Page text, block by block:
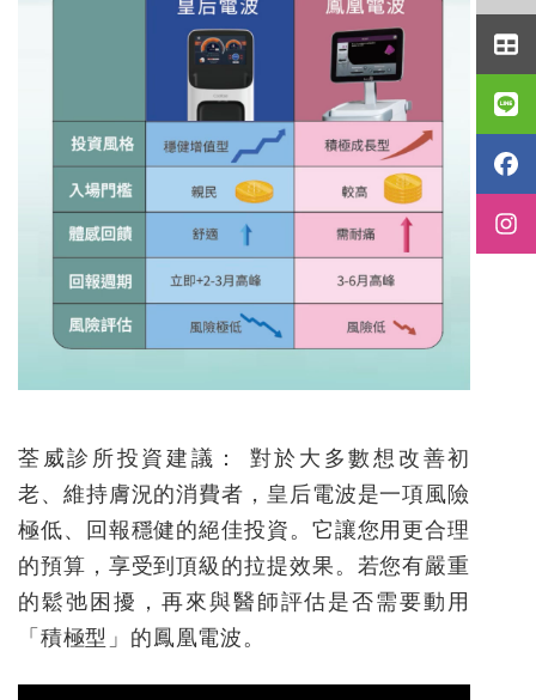
荃威診所投資建議：
對於大多數想改善初
老、維持膚況的消費者， 皇后電波是一項風險
極低、回報穩健的絕佳投資 。它讓您用更合理
的預算，享受到頂級的拉提效果。若您有嚴重
的鬆弛困擾，再來與醫師評估是否需要動用
「積極型」的鳳凰電波。